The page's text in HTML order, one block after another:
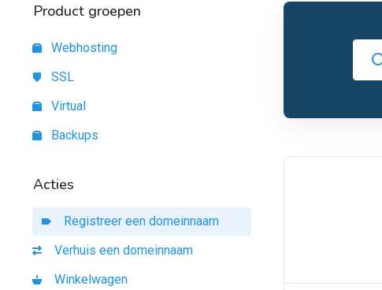
Product groepen
Webhosting
SSL
Virtual
Backups
Acties
Registreer een domeinnaam
Verhuis een domeinnaam
Winkelwagen